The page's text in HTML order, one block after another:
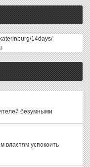
14days/
безумными
властям успокоить